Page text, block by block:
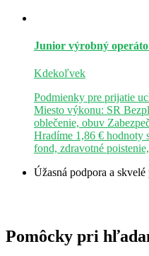
Junior výrobný
Kdekoľvek
Podmienky pre prijatie
Miesto výkonu: SR
oblečenie, obuv
Hradíme 1,86 € hodnoty
fond, zdravotné
Úžasná podpora a
Pomôcky pri